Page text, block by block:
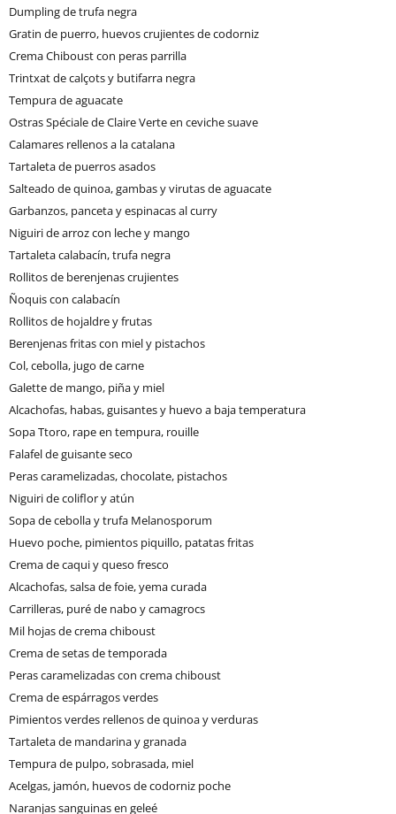
Dumpling de trufa negra
Gratin de puerro, huevos crujientes de codorniz
Crema Chiboust con peras parrilla
Trintxat de calçots y butifarra negra
Tempura de aguacate
Ostras Spéciale de Claire Verte en ceviche suave
Calamares rellenos a la catalana
Tartaleta de puerros asados
Salteado de quinoa, gambas y virutas de aguacate
Garbanzos, panceta y espinacas al curry
Niguiri de arroz con leche y mango
Tartaleta calabacín, trufa negra
Rollitos de berenjenas crujientes
Ñoquis con calabacín
Rollitos de hojaldre y frutas
Berenjenas fritas con miel y pistachos
Col, cebolla, jugo de carne
Galette de mango, piña y miel
Alcachofas, habas, guisantes y huevo a baja temperatura
Sopa Ttoro, rape en tempura, rouille
Falafel de guisante seco
Peras caramelizadas, chocolate, pistachos
Niguiri de coliflor y atún
Sopa de cebolla y trufa Melanosporum
Huevo poche, pimientos piquillo, patatas fritas
Crema de caqui y queso fresco
Alcachofas, salsa de foie, yema curada
Carrilleras, puré de nabo y camagrocs
Mil hojas de crema chiboust
Crema de setas de temporada
Peras caramelizadas con crema chiboust
Crema de espárragos verdes
Pimientos verdes rellenos de quinoa y verduras
Tartaleta de mandarina y granada
Tempura de pulpo, sobrasada, miel
Acelgas, jamón, huevos de codorniz poche
Naranjas sanguinas en geleé